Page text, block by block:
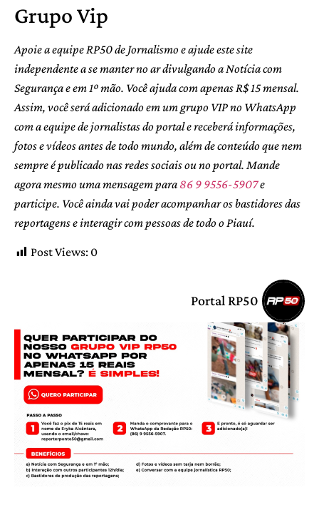
Grupo Vip
Apoie a equipe RP50 de Jornalismo e ajude este site
independente a se manter no ar divulgando a Notícia com
Segurança e em 1º mão. Você ajuda com apenas R$ 15 mensal.
Assim, você será adicionado em um grupo VIP no WhatsApp
com a equipe de jornalistas do portal e receberá informações,
fotos e vídeos antes de todo mundo, além de conteúdo que nem
sempre é publicado nas redes sociais ou no portal. Mande
agora mesmo uma mensagem para 86 9 9556-5907e
participe. Você ainda vai poder acompanhar os bastidores das
reportagens e interagir com pessoas de todo o Piauí.
Post Views: 0
Portal RP50